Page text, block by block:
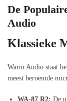
De
Audio
Klassieke
Warm Audio staat
meest beroemde
WA-87 R2: De